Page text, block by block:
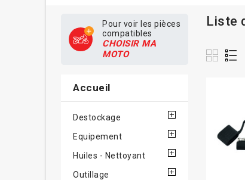
Pour voir les pièces
compatibles
CHOISIR MA
MOTO
Accueil
Destockage
Equipement
Huiles - Nettoyant
Outillage
Liste